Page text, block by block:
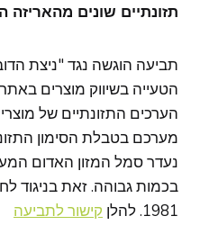
תזונתיים שונים מהאריזה
תביעה הוגשה נגד "ניצת
הטעייה בשיווק מוצרים
הערכים התזונתיים של
מערכם בטבלת הסימון
נעדר סמל המזון האדום
בכמות גבוהה. זאת בניגוד
1981. להלן
קישור לתביעה